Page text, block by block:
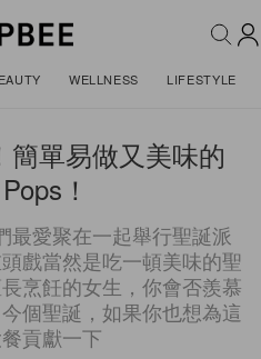
WELLNESS LIFESTYLE
單易做又美味的
！
最愛聚在一起舉行聖誕派
戲當然是吃一頓美味的聖
烹飪的女生，你會否羨慕
個聖誕，如果你也想為這
貢獻一下